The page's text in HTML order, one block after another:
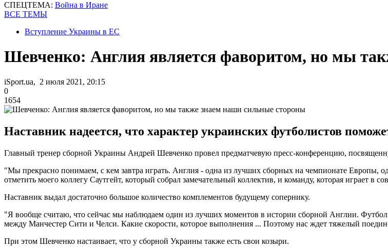
СПЕЦТЕМА: Война в Иране
ВСЕ ТЕМЫ
Вступление Украины в ЕС
Шевченко: Англия является фаворитом, но мы
iSport.ua, 2 июля 2021, 20:15
0
1654
Наставник надеется, что характер украинских футболистов
Главный тренер сборной Украины Андрей Шевченко провел предматчевую пресс-конференцию,
"Мы прекрасно понимаем, с кем завтра играть. Англия - одна из лучших сборных на чемпионате Европы,
отметить моего коллегу Саутгейт, который собрал замечательный коллектив, и команду, которая играет в
Наставник выдал достаточно большое количество комплементов будущему сопернику.
"Я вообще считаю, что сейчас мы наблюдаем один из лучших моментов в истории сборной Англии.
между Манчестер Сити и Челси. Какие скорости, которое выполнения ... Поэтому нас ждет тяжелый
При этом Шевченко настаивает, что у сборной Украины также есть свои козыри.